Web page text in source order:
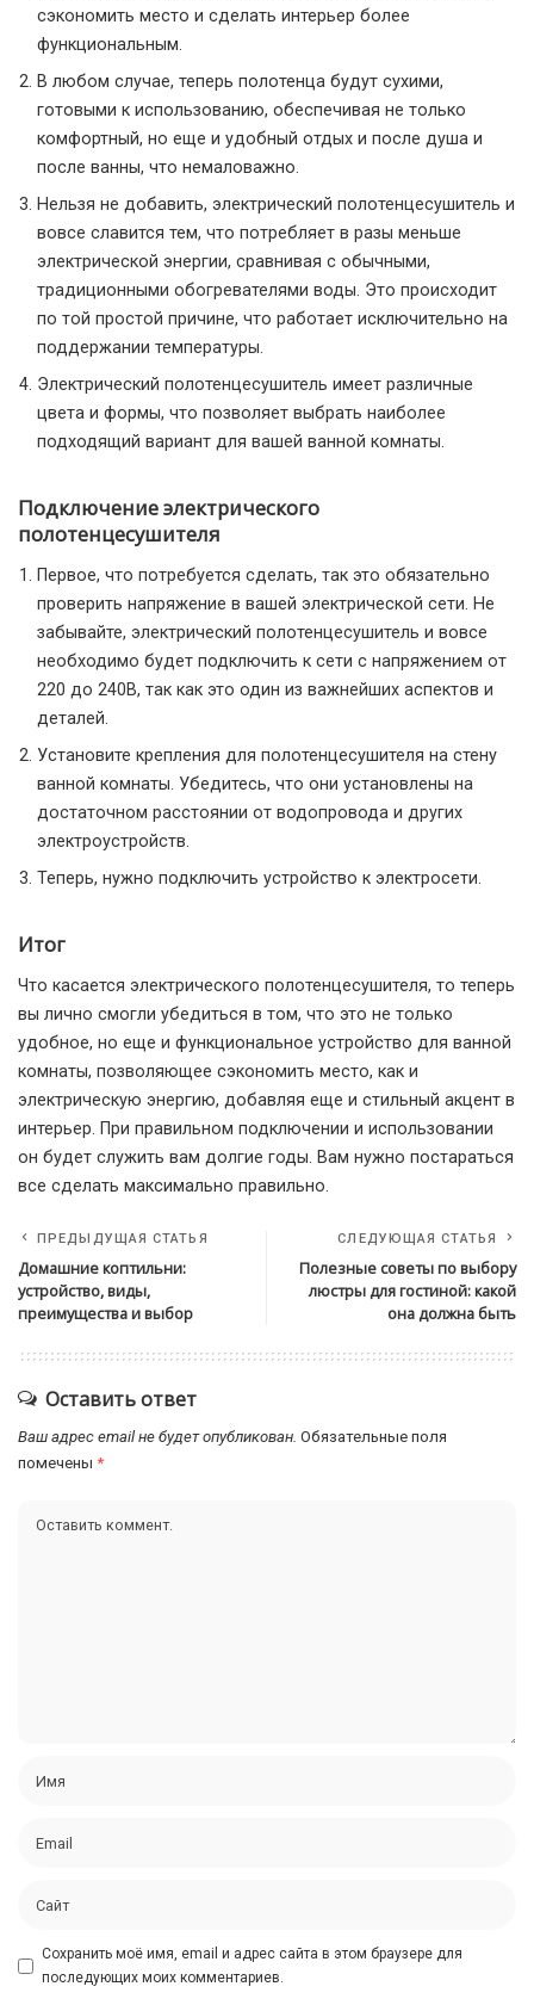
сэкономить место и сделать интерьер более
функциональным.
В любом случае, теперь полотенца будут сухими,
готовыми к использованию, обеспечивая не только
комфортный, но еще и удобный отдых и после душа и
после ванны, что немаловажно.
Нельзя не добавить, электрический полотенцесушитель и
вовсе славится тем, что потребляет в разы меньше
электрической энергии, сравнивая с обычными,
традиционными обогревателями воды. Это происходит
по той простой причине, что работает исключительно на
поддержании температуры.
Электрический полотенцесушитель имеет различные
цвета и формы, что позволяет выбрать наиболее
подходящий вариант для вашей ванной комнаты.
Подключение электрического
полотенцесушителя
Первое, что потребуется сделать, так это обязательно
проверить напряжение в вашей электрической сети. Не
забывайте, электрический полотенцесушитель и вовсе
необходимо будет подключить к сети с напряжением от
220 до 240В, так как это один из важнейших аспектов и
деталей.
Установите крепления для полотенцесушителя на стену
ванной комнаты. Убедитесь, что они установлены на
достаточном расстоянии от водопровода и других
электроустройств.
Теперь, нужно подключить устройство к электросети.
Итог
Что касается электрического полотенцесушителя, то теперь
вы лично смогли убедиться в том, что это не только
удобное, но еще и функциональное устройство для ванной
комнаты, позволяющее сэкономить место, как и
электрическую энергию, добавляя еще и стильный акцент в
интерьер. При правильном подключении и использовании
он будет служить вам долгие годы. Вам нужно постараться
все сделать максимально правильно.
ПРЕДЫДУЩАЯ СТАТЬЯ
Домашние коптильни:
устройство, виды,
преимущества и выбор
СЛЕДУЮЩАЯ СТАТЬЯ
Полезные советы по выбору
люстры для гостиной: какой
она должна быть
Оставить ответ
Ваш адрес email не будет опубликован. Обязательные поля
помечены *
Сохранить моё имя, email и адрес сайта в этом браузере для
последующих моих комментариев.